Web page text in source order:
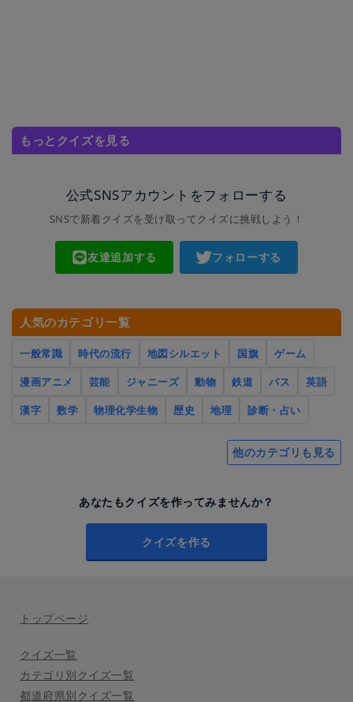
もっとクイズを見る
公式SNSアカウントをフォローする
SNSで新着クイズを受け取ってクイズに挑戦しよう！
友達追加する フォローする
人気のカテゴリ一覧
一般常識 時代の流行 地図シルエット 国旗
ゲーム
漫画アニメ
芸能 ジャニーズ 動物 鉄道 バス
英語
漢字
数学 物理化学生物 歴史 地理 診断・占い
他のカテゴリも見る
あなたもクイズを作ってみませんか？
クイズを作る
トップページ
クイズ一覧
カテゴリ別クイズ一覧
都道府県別クイズ一覧